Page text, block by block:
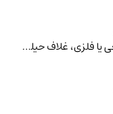
بوشینگ، بوش، استر برنجی یا فلزی، غلاف حیله گردان